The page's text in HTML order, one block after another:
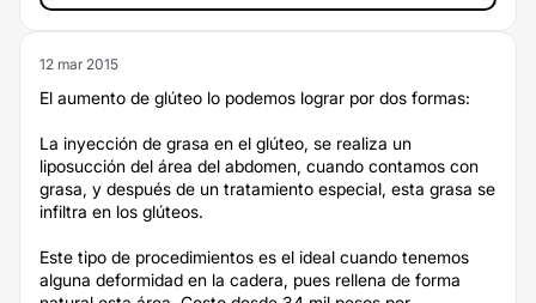
12 mar 2015
El aumento de glúteo lo podemos lograr por dos formas:
La inyección de grasa en el glúteo, se realiza un
liposucción del área del abdomen, cuando contamos con
grasa, y después de un tratamiento especial, esta grasa se
infiltra en los glúteos.
Este tipo de procedimientos es el ideal cuando tenemos
alguna deformidad en la cadera, pues rellena de forma